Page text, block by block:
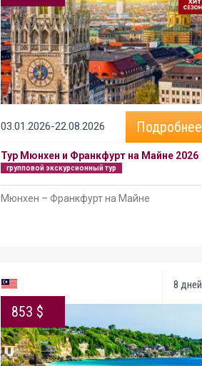
03.01.2026-22.08.2026 Подробнее
Тур Мюнхен и Франкфурт на Майне 2026
групповой экскурсионный тур
Мюнхен – Франкфурт на Майне
8 дней
853 $